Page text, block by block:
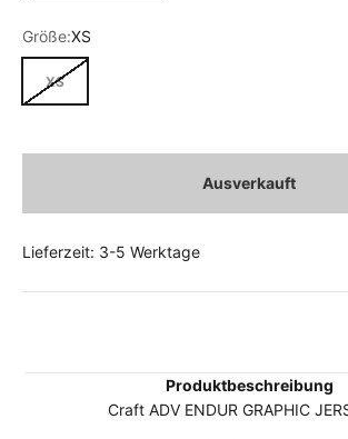
Größe:XS
XS
Ausverkauft
Lieferzeit: 3-5 Werktage
Produktbeschreibung
Craft ADV ENDUR GRAPHIC